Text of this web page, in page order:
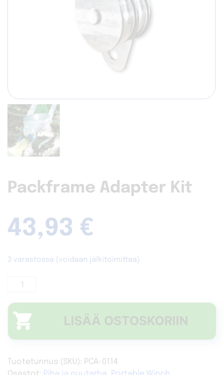
Packframe Adapter Kit
43,93 €
3 varastossa (voidaan jälkitoimittaa)
Packframe
Kit
määrä
LISÄÄ OSTOSKORIIN
Tuotetunnus (SKU): PCA-0114